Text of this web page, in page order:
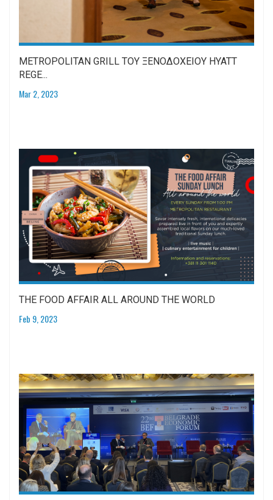
METROPOLITAN GRILL ΤΟΥ ΞΕΝΟΔΟΧΕΙΟΥ HYATT
REGE...
Mar 2, 2023
THE FOOD AFFAIR ALL AROUND THE WORLD
Feb 9, 2023